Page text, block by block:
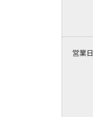
営業日